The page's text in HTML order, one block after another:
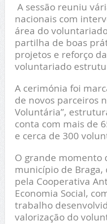
A sessão reuniu
nacionais com
área do
partilha de boas
projetos e reforço
voluntariado
A cerimónia foi
de novos parceiros
Voluntária”,
conta com mais de
e cerca de 300
O grande momento
município de
pela Cooperativa
Economia Social,
trabalho
valorização do